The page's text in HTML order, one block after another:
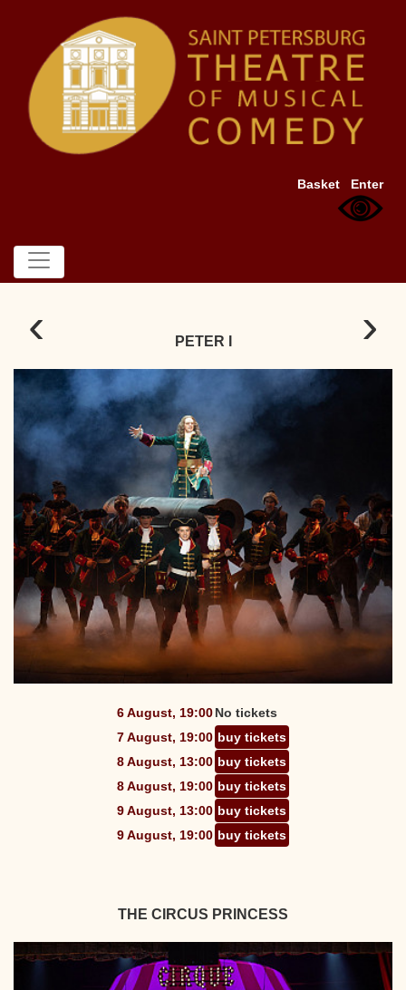
Basket Enter
‹ ›
PETER I
6 August, 19:00No tickets
7 August, 19:00 buy tickets
8 August, 13:00 buy tickets
8 August, 19:00 buy tickets
9 August, 13:00 buy tickets
9 August, 19:00 buy tickets
THE CIRCUS PRINCESS